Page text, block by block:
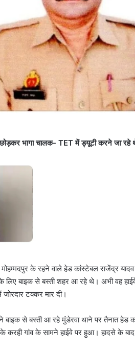
भागा चालक- TET में ड्यूटी करने जा रहे
के रहने वाले हेड कांस्टेबल राजेंद्र
लिए बाइक से बस्ती शहर आ रहे थे। अभी वह
टक्कर मार दी।
बाइक से बस्ती आ रहे मुंडेरवा थाने पर तैनात
के करही गांव के सामने हाईवे पर हुआ। हादसे के